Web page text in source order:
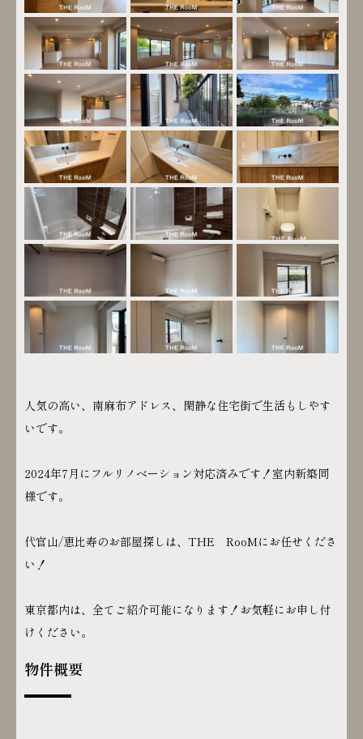
人気の高い、南麻布アドレス、閑静な住宅街で生活もしやす
いです。
2024年7月にフルリノベーション対応済みです！室内新築同
様です。
代官山/恵比寿のお部屋探しは、THE RooMにお任せくださ
い！
東京都内は、全てご紹介可能になります！お気軽にお申し付
けください。
物件概要